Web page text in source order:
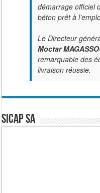
démarrage officiel
béton prêt à
Le Directeur
Moctar
remarquable des
livraison réussie.
SICAP SA